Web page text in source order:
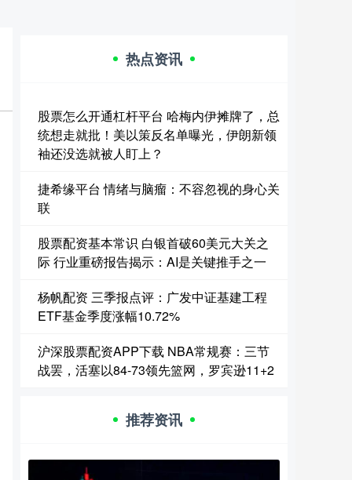
热点资讯
股票怎么开通杠杆平台 哈梅内伊摊牌了，总
统想走就批！美以策反名单曝光，伊朗新领
袖还没选就被人盯上？
捷希缘平台 情绪与脑瘤：不容忽视的身心关
联
股票配资基本常识 白银首破60美元大关之
际 行业重磅报告揭示：AI是关键推手之一
杨帆配资 三季报点评：广发中证基建工程
ETF基金季度涨幅10.72%
沪深股票配资APP下载 NBA常规赛：三节
战罢，活塞以84-73领先篮网，罗宾逊11+2
推荐资讯